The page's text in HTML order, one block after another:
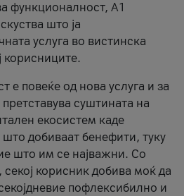
функционалност, А1
што ја
услуга во вистинска
корисниците.
е повеќе од нова услуга и за
суштината на
екосистем каде
добиваат бенефити, туку
што им се најважни. Со
секој корисник добива моќ да
пофлексибилно и